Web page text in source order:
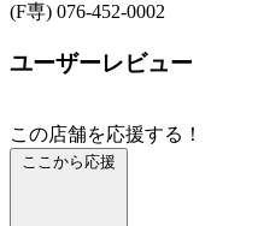
(F専) 076-452-0002
ユーザーレビュー
この店舗を応援する！
ここから応援